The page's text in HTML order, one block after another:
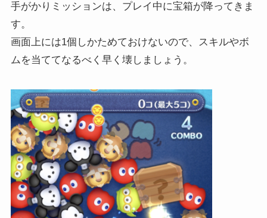
手がかりミッションは、プレイ中に宝箱が降ってきま
す。
画面上には1個しかためておけないので、スキルやボ
ムを当ててなるべく早く壊しましょう。